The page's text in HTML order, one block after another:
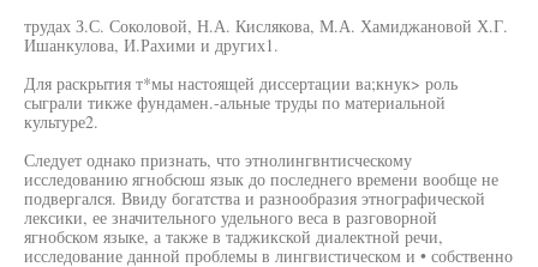
трудах З.С. Соколовой, Н.А. Кислякова, М.А. Хамиджановой Х.Г.
Ишанкулова, И.Рахими и других1.
Для раскрытия т*мы настоящей диссертации ва;кнук> роль
сыграли тикже фундамен.-альные труды по материальной
культуре2.
Следует однако признать, что этнолингвнтисческому
исследованию ягнобсюш язык до последнего времени вообще не
подвергался. Ввиду богатства и разнообразия этнографической
лексики, ее значительного удельного веса в разговорной
ягнобском языке, а также в таджикской диалектной речи,
исследование данной проблемы в лингвистическом и • собственно